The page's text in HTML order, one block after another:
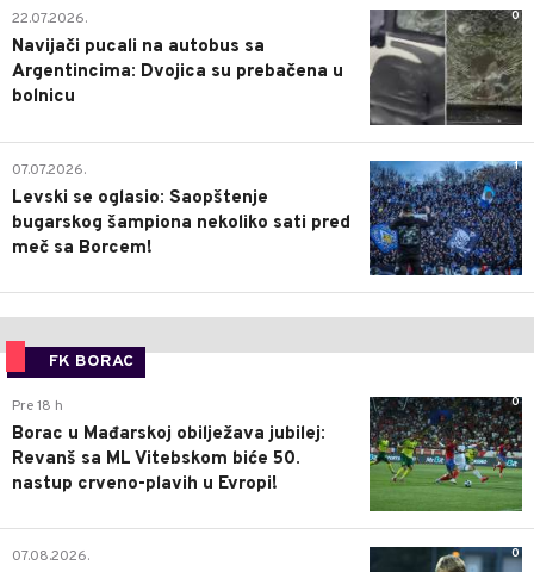
0
22.07.2026.
Navijači pucali na autobus sa
Argentincima: Dvojica su prebačena u
bolnicu
1
07.07.2026.
Levski se oglasio: Saopštenje
bugarskog šampiona nekoliko sati pred
meč sa Borcem!
FK BORAC
0
Pre 18 h
Borac u Mađarskoj obilježava jubilej:
Revanš sa ML Vitebskom biće 50.
nastup crveno-plavih u Evropi!
0
07.08.2026.